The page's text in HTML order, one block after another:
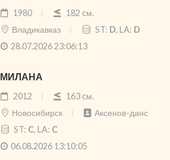
1980
182 cм.
Владикавказ
ST: D, LA: D
28.07.2026 23:06:13
МИЛАНА
2012
163 cм.
Новосибирск
Аксенов-данс
ST: C, LA: C
06.08.2026 13:10:05